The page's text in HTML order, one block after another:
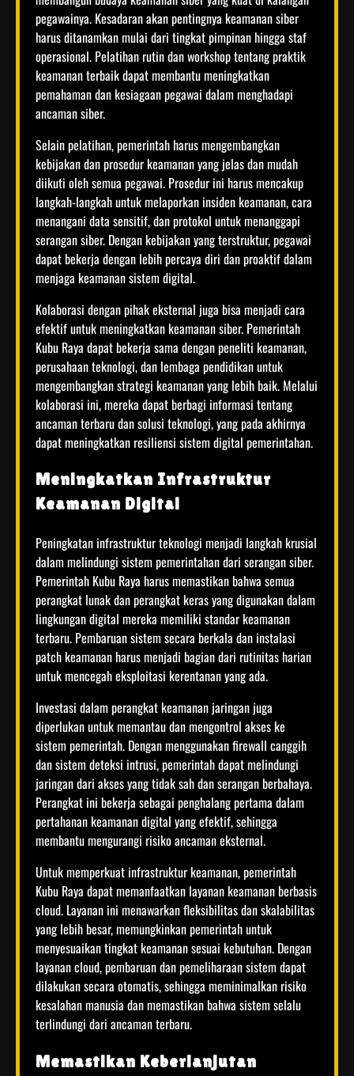
pegawainya. Kesadaran akan pentingnya keamanan siber
harus ditanamkan mulai dari tingkat pimpinan hingga staf
operasional. Pelatihan rutin dan workshop tentang praktik
keamanan terbaik dapat membantu meningkatkan
pemahaman dan kesiagaan pegawai dalam menghadapi
ancaman siber.
Selain pelatihan, pemerintah harus mengembangkan
kebijakan dan prosedur keamanan yang jelas dan mudah
diikuti oleh semua pegawai. Prosedur ini harus mencakup
langkah-langkah untuk melaporkan insiden keamanan, cara
menangani data sensitif, dan protokol untuk menanggapi
serangan siber. Dengan kebijakan yang terstruktur, pegawai
dapat bekerja dengan lebih percaya diri dan proaktif dalam
menjaga keamanan sistem digital.
Kolaborasi dengan pihak eksternal juga bisa menjadi cara
efektif untuk meningkatkan keamanan siber. Pemerintah
Kubu Raya dapat bekerja sama dengan peneliti keamanan,
perusahaan teknologi, dan lembaga pendidikan untuk
mengembangkan strategi keamanan yang lebih baik. Melalui
kolaborasi ini, mereka dapat berbagi informasi tentang
ancaman terbaru dan solusi teknologi, yang pada akhirnya
dapat meningkatkan resiliensi sistem digital pemerintahan.
Meningkatkan Infrastruktur
Keamanan Digital
Peningkatan infrastruktur teknologi menjadi langkah krusial
dalam melindungi sistem pemerintahan dari serangan siber.
Pemerintah Kubu Raya harus memastikan bahwa semua
perangkat lunak dan perangkat keras yang digunakan dalam
lingkungan digital mereka memiliki standar keamanan
terbaru. Pembaruan sistem secara berkala dan instalasi
patch keamanan harus menjadi bagian dari rutinitas harian
untuk mencegah eksploitasi kerentanan yang ada.
Investasi dalam perangkat keamanan jaringan juga
diperlukan untuk memantau dan mengontrol akses ke
sistem pemerintah. Dengan menggunakan firewall canggih
dan sistem deteksi intrusi, pemerintah dapat melindungi
jaringan dari akses yang tidak sah dan serangan berbahaya.
Perangkat ini bekerja sebagai penghalang pertama dalam
pertahanan keamanan digital yang efektif, sehingga
membantu mengurangi risiko ancaman eksternal.
Untuk memperkuat infrastruktur keamanan, pemerintah
Kubu Raya dapat memanfaatkan layanan keamanan berbasis
cloud. Layanan ini menawarkan fleksibilitas dan skalabilitas
yang lebih besar, memungkinkan pemerintah untuk
menyesuaikan tingkat keamanan sesuai kebutuhan. Dengan
layanan cloud, pembaruan dan pemeliharaan sistem dapat
dilakukan secara otomatis, sehingga meminimalkan risiko
kesalahan manusia dan memastikan bahwa sistem selalu
terlindungi dari ancaman terbaru.
Memastikan Keberlanjutan